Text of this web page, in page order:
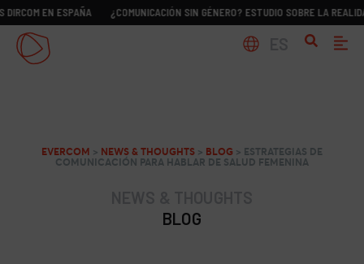
EN ESPAÑA ¿COMUNICACIÓN SIN GÉNERO? ESTUDIO SOBRE LA REALIDAD DE
EVERCOM > NEWS & THOUGHTS > BLOG > ESTRATEGIAS DE
COMUNICACIÓN PARA HABLAR DE SALUD FEMENINA
BLOG